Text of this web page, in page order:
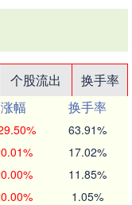
个股流出
换手率
涨幅
换手率
63.91%
17.02%
11.85%
1.05%